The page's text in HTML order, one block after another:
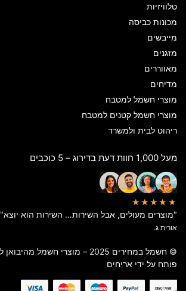
טלוויזיות
מכונות כביסה
מייבשים
מזגנים
מאווררים
מדיחים
מוצרי חשמל למטבח
מוצרי חשמל קטנים למטבח
ריהוט לבית ולמשרד
מעל 1,000 חוות דעת בדירוג – 5 כוכבים
★★★★★
"מוצרים מעולים, אבל השירות… השירות הוא יוצא"
אורית ג.
© חשמל במחירים 2025 – מוצרי חשמל מהיבואן לצרכן
פותח על ידי אריחים